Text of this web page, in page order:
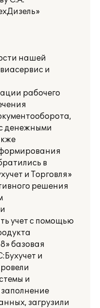
нашей
и
рабочего
денежными
в
и Торговля»
решения
учет с помощью
базовая
и
и
загрузили